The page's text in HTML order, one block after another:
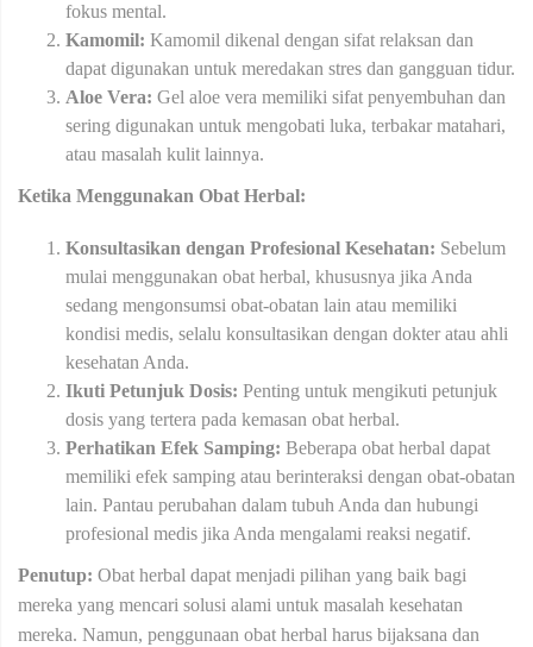
fokus mental.
Kamomil: Kamomil dikenal dengan sifat relaksan dan
dapat digunakan untuk meredakan stres dan gangguan tidur.
Aloe Vera: Gel aloe vera memiliki sifat penyembuhan dan
sering digunakan untuk mengobati luka, terbakar matahari,
atau masalah kulit lainnya.
Ketika Menggunakan Obat Herbal:
Konsultasikan dengan Profesional Kesehatan: Sebelum
mulai menggunakan obat herbal, khususnya jika Anda
sedang mengonsumsi obat-obatan lain atau memiliki
kondisi medis, selalu konsultasikan dengan dokter atau ahli
kesehatan Anda.
Ikuti Petunjuk Dosis: Penting untuk mengikuti petunjuk
dosis yang tertera pada kemasan obat herbal.
Perhatikan Efek Samping: Beberapa obat herbal dapat
memiliki efek samping atau berinteraksi dengan obat-obatan
lain. Pantau perubahan dalam tubuh Anda dan hubungi
profesional medis jika Anda mengalami reaksi negatif.
Penutup: Obat herbal dapat menjadi pilihan yang baik bagi
mereka yang mencari solusi alami untuk masalah kesehatan
mereka. Namun, penggunaan obat herbal harus bijaksana dan